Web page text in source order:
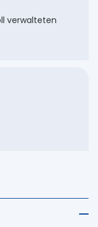
Vielfalt zu
zu sichern
verwalteten